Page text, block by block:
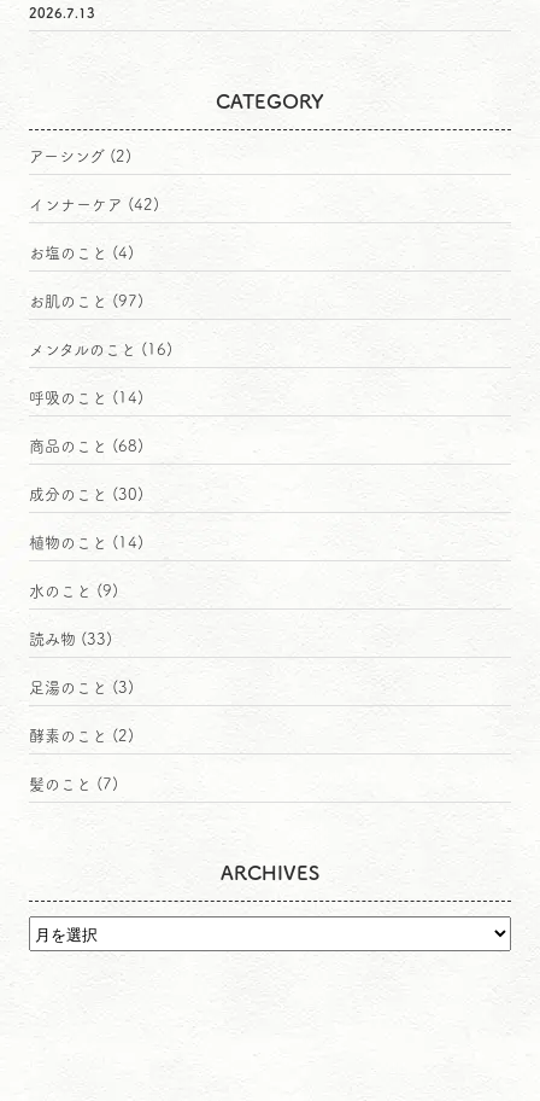
2026.7.13
CATEGORY
アーシング (2)
インナーケア (42)
お塩のこと (4)
お肌のこと (97)
メンタルのこと (16)
呼吸のこと (14)
商品のこと (68)
成分のこと (30)
植物のこと (14)
水のこと (9)
読み物 (33)
足湯のこと (3)
酵素のこと (2)
髪のこと (7)
ARCHIVES